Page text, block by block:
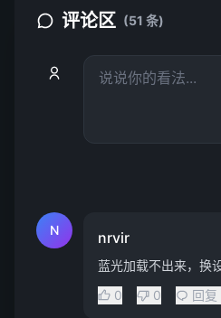
评论区 (51 条)
N nrvir
蓝光加载不出来，换
0
0 回复